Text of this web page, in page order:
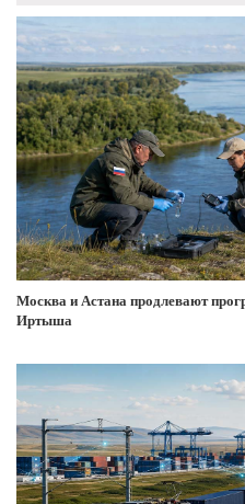
Москва и Астана продлевают
Иртыша